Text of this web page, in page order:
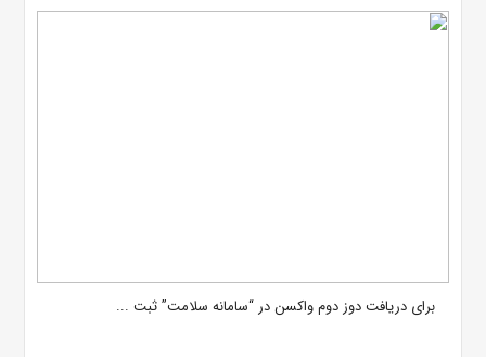
برای دریافت دوز دوم واکسن در “سامانه سلامت” ثبت ...